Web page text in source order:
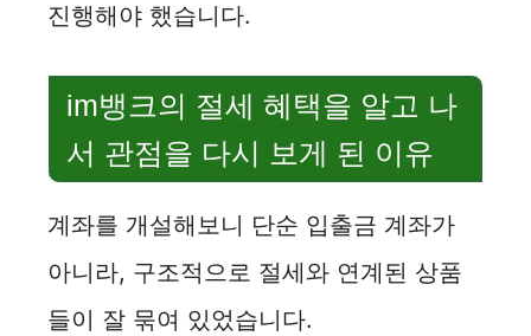
진행해야 했습니다.
im뱅크의 절세 혜택을 알고 나
서 관점을 다시 보게 된 이유
계좌를 개설해보니 단순 입출금 계좌가
아니라, 구조적으로 절세와 연계된 상품
들이 잘 묶여 있었습니다.